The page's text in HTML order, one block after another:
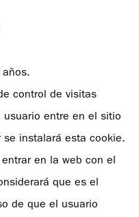
control de visitas
usuario entre en el sitio
se instalará esta cookie.
en la web con el
que es el
de que el usuario